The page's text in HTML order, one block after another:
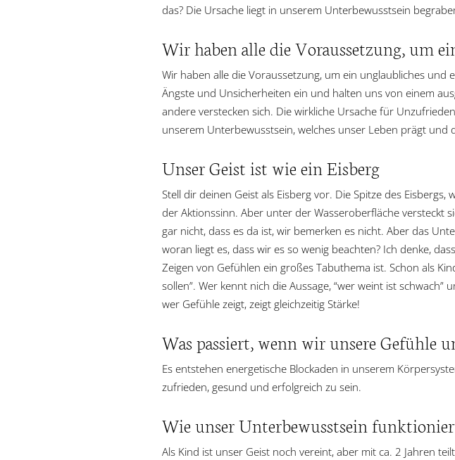
das? Die Ursache liegt in unserem Unterbewusstsein
Wir haben alle die Voraussetzung, um
Wir haben alle die Voraussetzung, um ein unglaubliches
Ängste und Unsicherheiten ein und halten uns von einem
andere verstecken sich. Die wirkliche Ursache für
unserem Unterbewusstsein, welches unser Leben prägt und
Unser Geist ist wie ein Eisberg
Stell dir deinen Geist als Eisberg vor. Die Spitze des
der Aktionssinn. Aber unter der Wasseroberfläche versteckt
gar nicht, dass es da ist, wir bemerken es nicht. Aber das
woran liegt es, dass wir es so wenig beachten? Ich denke,
Zeigen von Gefühlen ein großes Tabuthema ist. Schon als
sollen”. Wer kennt nich die Aussage, “wer weint ist
wer Gefühle zeigt, zeigt gleichzeitig Stärke!
Was passiert, wenn wir unsere Gefühle
Es entstehen energetische Blockaden in unserem
zufrieden, gesund und erfolgreich zu sein.
Wie unser Unterbewusstsein
Als Kind ist unser Geist noch vereint, aber mit ca. 2 Jahren